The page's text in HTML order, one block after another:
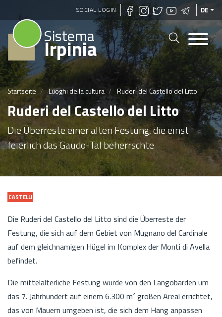
Direkt
zum
Inhalt
SOCIAL LOGIN DE
Sistema
Irpinia
Startseite Luoghi della cultura Ruderi del Castello del Litto
Ruderi del Castello del Litto
Die Überreste einer alten Festung, die einst
feierlich das Gaudo-Tal beherrschte
CASTELLI
Die Ruderi del Castello del Litto sind die Überreste der
Festung, die sich auf dem Gebiet von Mugnano del Cardinale
auf dem gleichnamigen Hügel im Komplex der Monti di Avella
befindet.
Die mittelalterliche Festung wurde von den Langobarden um
das 7. Jahrhundert auf einem 6.300 m² großen Areal errichtet,
das von Mauern umgeben ist, die sich dem Hang anpassen